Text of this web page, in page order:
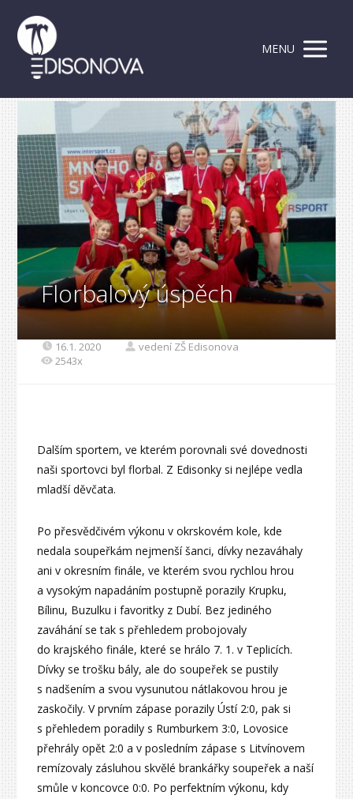
MENU
Florbalový úspěch
16.1. 2020
vedení ZŠ Edisonova
2543x
Dalším sportem, ve kterém porovnali své dovednosti
naši sportovci byl florbal. Z Edisonky si nejlépe vedla
mladší děvčata.
Po přesvědčivém výkonu v okrskovém kole, kde
nedala soupeřkám nejmenší šanci, dívky nezaváhaly
ani v okresním finále, ve kterém svou rychlou hrou
a vysokým napadáním postupně porazily Krupku,
Bílinu, Buzulku i favoritky z Dubí. Bez jediného
zaváhání se tak s přehledem probojovaly
do krajského finále, které se hrálo 7. 1. v Teplicích.
Dívky se trošku bály, ale do soupeřek se pustily
s nadšením a svou vysunutou nátlakovou hrou je
zaskočily. V prvním zápase porazily Ústí 2:0, pak si
s přehledem poradily s Rumburkem 3:0, Lovosice
přehrály opět 2:0 a v posledním zápase s Litvínovem
remízovaly zásluhou skvělé brankářky soupeřek a naší
smůle v koncovce 0:0. Po perfektním výkonu, kdy